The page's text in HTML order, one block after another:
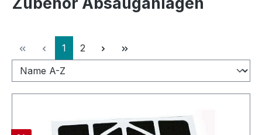
Seite
1 Seite
2